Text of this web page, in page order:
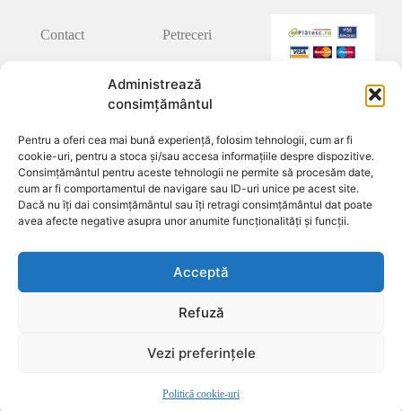
Administrează
consimțământul
Pentru a oferi cea mai bună experiență, folosim tehnologii, cum ar fi
cookie-uri, pentru a stoca și/sau accesa informațiile despre dispozitive.
Consimțământul pentru aceste tehnologii ne permite să procesăm date,
cum ar fi comportamentul de navigare sau ID-uri unice pe acest site.
Dacă nu îți dai consimțământul sau îți retragi consimțământul dat poate
avea afecte negative asupra unor anumite funcționalități și funcții.
Acceptă
Refuză
Vezi preferințele
Politică cookie-uri
Contact
confidențialitate
Anulare și
retur
Petreceri
Concerte
Sport
Teatru
Comedy
Corporate